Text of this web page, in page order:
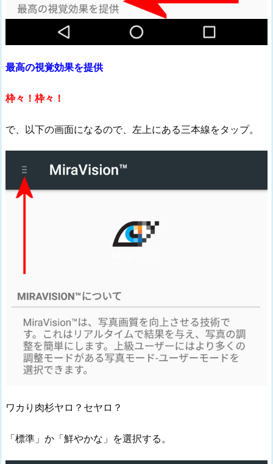
最高の視覚効果を提供
枠々！枠々！
で、以下の画面になるので、左上にある三本線をタップ。
ワカり肉杉ヤロ？セヤロ？
「標準」か「鮮やかな」を選択する。